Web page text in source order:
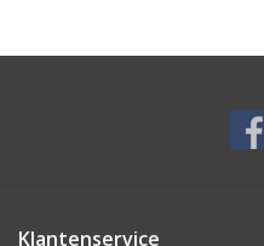
Klantenservice